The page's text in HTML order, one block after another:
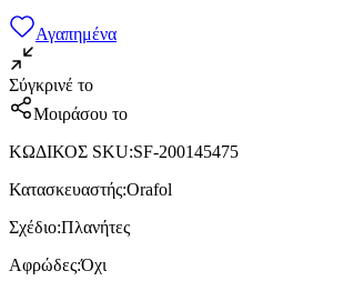
Αγαπημένα
Σύγκρινέ το
Μοιράσου το
ΚΩΔΙΚΟΣ SKU:SF-200145475
Κατασκευαστής:Orafol
Σχέδιο:Πλανήτες
Αφρώδες:Όχι